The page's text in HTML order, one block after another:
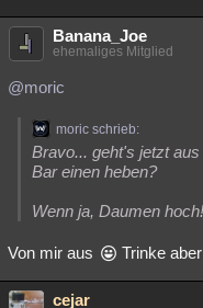
Banana_Joe
ehemaliges Mitglied
@moric
moric schrieb:
Bravo... geht's jetzt
Bar einen heben?
Wenn ja, Daumen hoch!
Von mir aus Trinke
cejar